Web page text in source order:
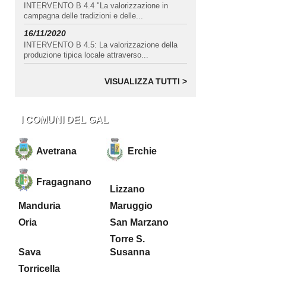
INTERVENTO B 4.4 "La valorizzazione in
campagna delle tradizioni e delle...
16/11/2020
INTERVENTO B 4.5: La valorizzazione della
produzione tipica locale attraverso...
VISUALIZZA TUTTI >
I COMUNI DEL GAL
Avetrana Erchie
Fragagnano
Lizzano
Manduria
Maruggio
Oria
San Marzano
Sava
Torre S.
Susanna
Torricella